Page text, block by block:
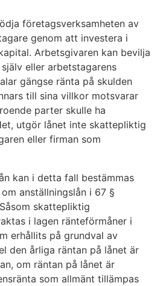
företagsverksamheten av
genom att investera i
Arbetsgivaren kan bevilja
eller arbetstagarens
gängse ränta på skulden
till sina villkor motsvarar
parter skulle ha
utgör lånet inte skattepliktig
eller firman som
kan i detta fall bestämmas
anställningslån i 67 §
skattepliktig
i lagen ränteförmåner i
erhållits på grundval av
den årliga räntan på lånet är
om räntan på lånet är
som allmänt tillämpas